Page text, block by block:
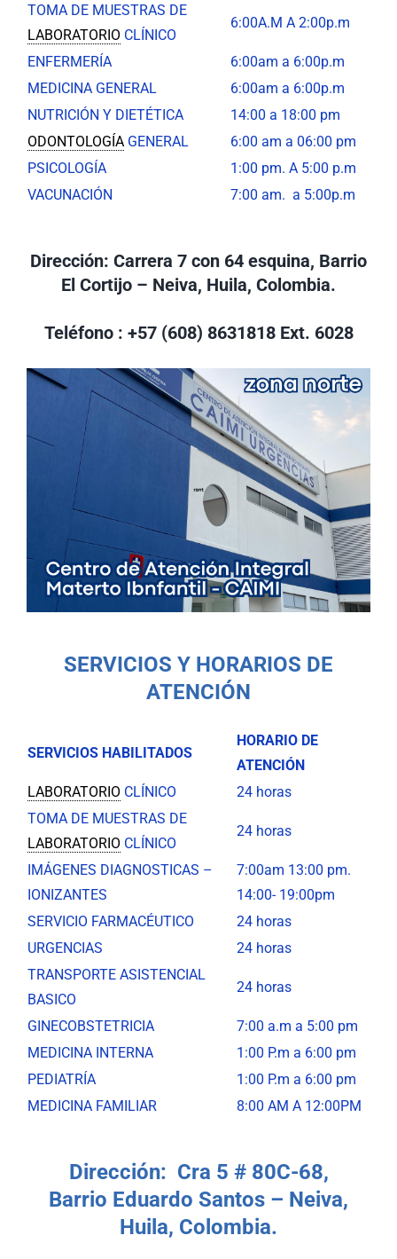
TOMA DE MUESTRAS DE
LABORATORIO CLÍNICO
6:00A.M A 2:00p.m
ENFERMERÍA
6:00am a 6:00p.m
MEDICINA GENERAL
6:00am a 6:00p.m
NUTRICIÓN Y DIETÉTICA
14:00 a 18:00 pm
ODONTOLOGÍAGENERAL
6:00 am a 06:00 pm
PSICOLOGÍA
1:00 pm. A 5:00 p.m
VACUNACIÓN
7:00 am. a 5:00p.m
Dirección: Carrera 7 con 64 esquina, Barrio
El Cortijo – Neiva, Huila, Colombia.
Teléfono : +57 (608) 8631818 Ext. 6028
SERVICIOS Y HORARIOS DE
ATENCIÓN
SERVICIOS HABILITADOS
HORARIO DE
ATENCIÓN
LABORATORIO CLÍNICO
24 horas
TOMA DE MUESTRAS DE
LABORATORIO CLÍNICO
24 horas
IMÁGENES DIAGNOSTICAS –
IONIZANTES
7:00am 13:00 pm.
14:00- 19:00pm
SERVICIO FARMACÉUTICO
24 horas
URGENCIAS
24 horas
TRANSPORTE ASISTENCIAL
BASICO
24 horas
GINECOBSTETRICIA
7:00 a.m a 5:00 pm
MEDICINA INTERNA
1:00 P.m a 6:00 pm
PEDIATRÍA
1:00 P.m a 6:00 pm
MEDICINA FAMILIAR
8:00 AM A 12:00PM
Dirección: Cra 5 # 80C-68,
Barrio Eduardo Santos – Neiva,
Huila, Colombia.